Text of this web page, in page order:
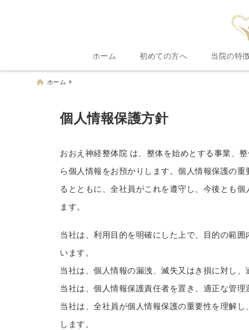
ホーム 初めての方へ 当院の特徴
ホーム
個人情報保護方針
おおえ神経整体院 は、整体を始めとする事業、
ら個人情報をお預かりします。個人情報保護の
るとともに、全社員がこれを遵守し、今後とも
ます。
当社は、利用目的を明確にした上で、目的の範
います。
当社は、個人情報の漏洩、滅失又はき損に対し、
当社は、個人情報保護責任者を置き、適正な管理
当社は、全社員が個人情報保護の重要性を理解
します。